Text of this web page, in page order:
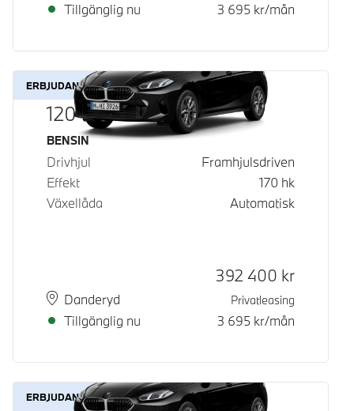
Tillgänglig nu
3 695 kr/mån
ERBJUDANDE
120
Bränsle
BENSIN
Drivhjul
Framhjulsdriven
Effekt
170 hk
Växellåda
Automatisk
PlatsDanderyd
Leveranstid
Tillgänglig nu
Kontantpris
392 400 kr
Privatleasing
3 695 kr/mån
ERBJUDANDE